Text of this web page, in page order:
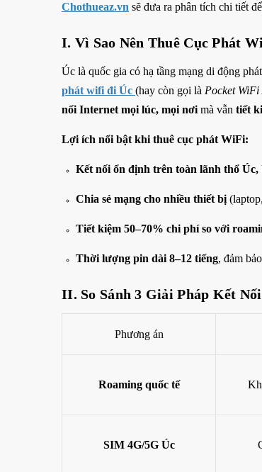
Chothueaz.vn sẽ đưa ra phân tích chi tiết
I. Vì Sao Nên Thuê Cục Phát
Úc là quốc gia có hạ tầng mạng di động
phát wifi đi Úc (hay còn gọi là Pocket
nối Internet mọi lúc, mọi nơi mà vẫn tiết
Lợi ích nổi bật khi thuê cục phát WiFi:
Kết nối ổn định trên toàn lãnh thổ Úc,
Chia sẻ mạng cho nhiều thiết bị
Tiết kiệm 50–70% chi phí so với
Thời lượng pin dài 8–12 tiếng, đảm
II. So Sánh 3 Giải Pháp Kết
Phương án
Roaming quốc tế
SIM 4G/5G Úc